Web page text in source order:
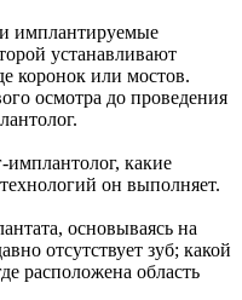
имплантируемые
устанавливают
коронок или мостов.
осмотра до проведения
имплантолог, какие
он выполняет.
основываясь на
отсутствует зуб; какой
расположена область